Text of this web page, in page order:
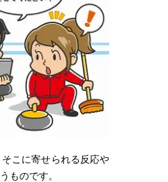
こに寄せられる反応や
ものです。